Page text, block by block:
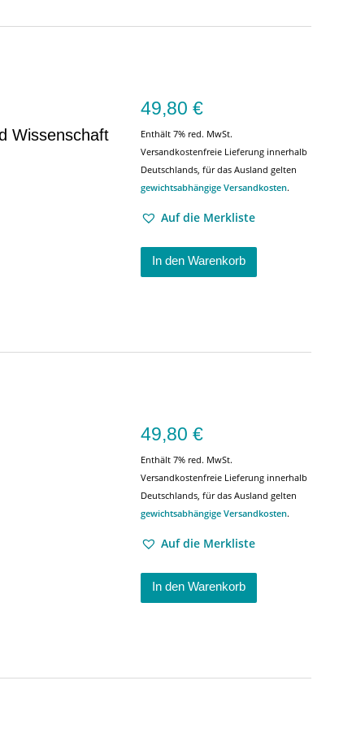
Wissenschaft
49,80 €
Enthält 7% red. MwSt.
Versandkostenfreie Lieferung innerhalb
Deutschlands, für das Ausland gelten
gewichtsabhängige Versandkosten.
Auf die Merkliste
In den Warenkorb
49,80 €
Enthält 7% red. MwSt.
Versandkostenfreie Lieferung innerhalb
Deutschlands, für das Ausland gelten
gewichtsabhängige Versandkosten.
Auf die Merkliste
In den Warenkorb